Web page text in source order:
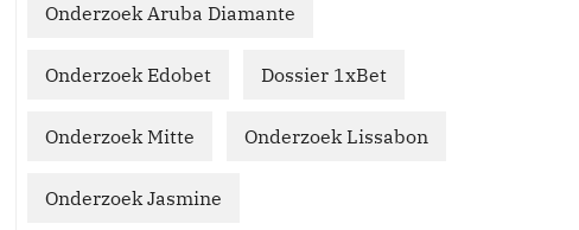
Onderzoek Aruba Diamante
Onderzoek Edobet Dossier 1xBet
Onderzoek Mitte Onderzoek Lissabon
Onderzoek Jasmine